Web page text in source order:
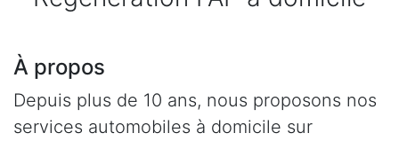
À propos
Depuis plus de 10 ans, nous proposons nos
services automobiles à domicile sur